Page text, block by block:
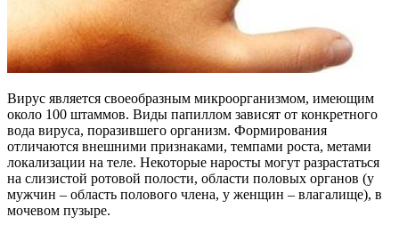
Вирус является своеобразным микроорганизмом, имеющим
около 100 штаммов. Виды папиллом зависят от конкретного
вода вируса, поразившего организм. Формирования
отличаются внешними признаками, темпами роста, метами
локализации на теле. Некоторые наросты могут разрастаться
на слизистой ротовой полости, области половых органов (у
мужчин – область полового члена, у женщин – влагалище), в
мочевом пузыре.